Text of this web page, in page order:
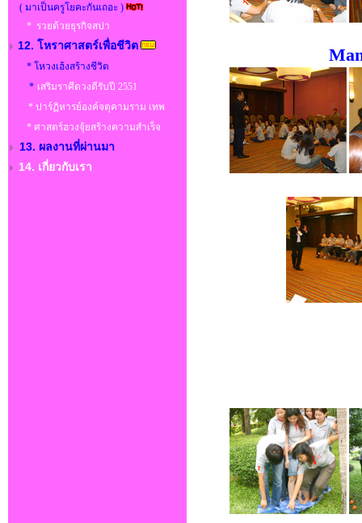
( มาเป็นครูโยคะกันเถอะ )
* รวยด้วยธุรกิจสปา
12. โหราศาสตร์เพื่อชีวิต
* โหวงเฮ้งสร้างชีวิต
* เสริมราศีดวงดีรับปี 2551
* ปาร์ฏิหารย์องค์จตุคามราม เทพ
* ศาสตร์ฮวงจุ้ยสร้างความสำเร็จ
13. ผลงานที่ผ่านมา
14. เกี่ยวกับเรา